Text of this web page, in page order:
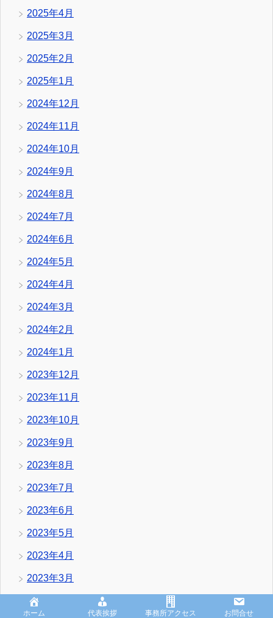
2025年4月
2025年3月
2025年2月
2025年1月
2024年12月
2024年11月
2024年10月
2024年9月
2024年8月
2024年7月
2024年6月
2024年5月
2024年4月
2024年3月
2024年2月
2024年1月
2023年12月
2023年11月
2023年10月
2023年9月
2023年8月
2023年7月
2023年6月
2023年5月
2023年4月
2023年3月
2023年2月
ホーム 代表挨拶 事務所アクセス お問合せ